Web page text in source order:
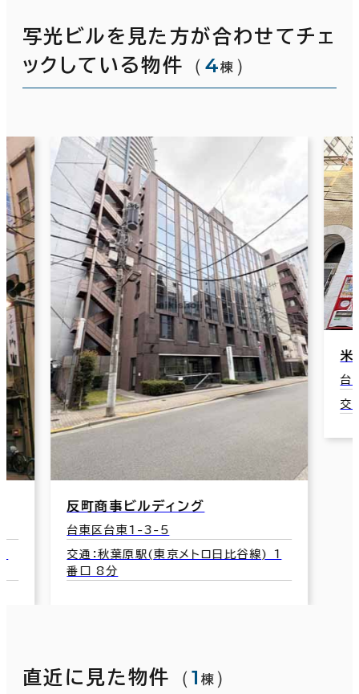
写光ビルを見た方が合わせてチェ
ックしている物件
（ 4棟 ）
反町商事ビルディング
台東区台東1-3-5
交通：秋葉原駅(東京メトロ日比谷線) 1
番口 8分
米
台
交
直近に見た物件 （1 棟 ）